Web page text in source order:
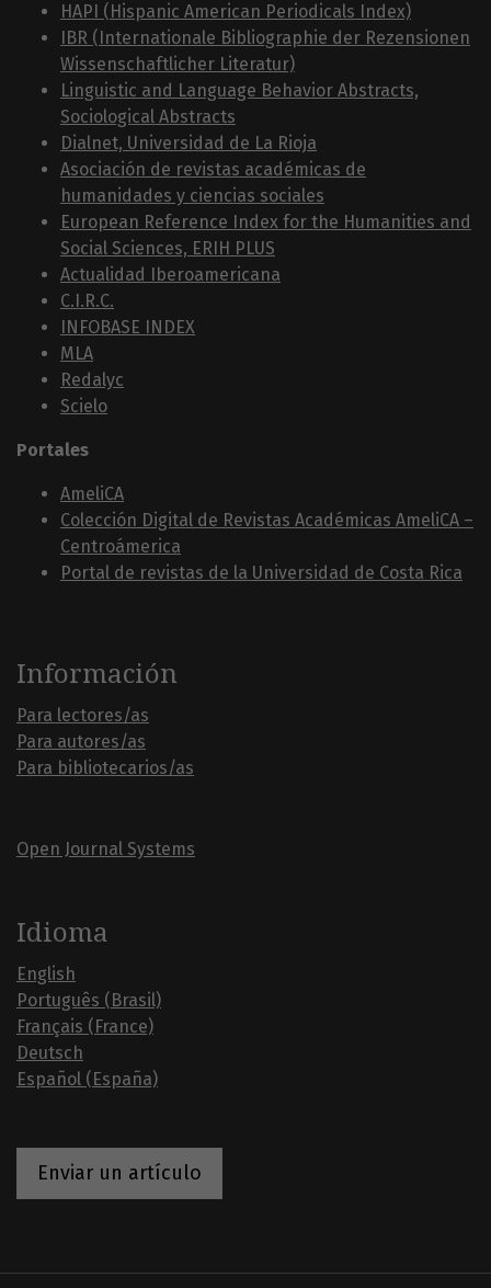
HAPI (Hispanic American Periodicals Index)
IBR (Internationale Bibliographie der Rezensionen
Wissenschaftlicher Literatur)
Linguistic and Language Behavior Abstracts,
Sociological Abstracts
Dialnet, Universidad de La Rioja
Asociación de revistas académicas de
humanidades y ciencias sociales
European Reference Index for the Humanities and
Social Sciences, ERIH PLUS
Actualidad Iberoamericana
C.I.R.C.
INFOBASE INDEX
MLA
Redalyc
Scielo
Portales
AmeliCA
Colección Digital de Revistas Académicas AmeliCA –
Centroámerica
Portal de revistas de la Universidad de Costa Rica
Información
Para lectores/as
Para autores/as
Para bibliotecarios/as
Open Journal Systems
Idioma
English
Português (Brasil)
Français (France)
Deutsch
Español (España)
Enviar un artículo